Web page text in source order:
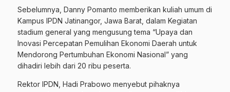
Sebelumnya, Danny Pomanto memberikan kuliah umum di
Kampus IPDN Jatinangor, Jawa Barat, dalam Kegiatan
stadium general yang mengusung tema “Upaya dan
Inovasi Percepatan Pemulihan Ekonomi Daerah untuk
Mendorong Pertumbuhan Ekonomi Nasional” yang
dihadiri lebih dari 20 ribu peserta.
Rektor IPDN, Hadi Prabowo menyebut pihaknya